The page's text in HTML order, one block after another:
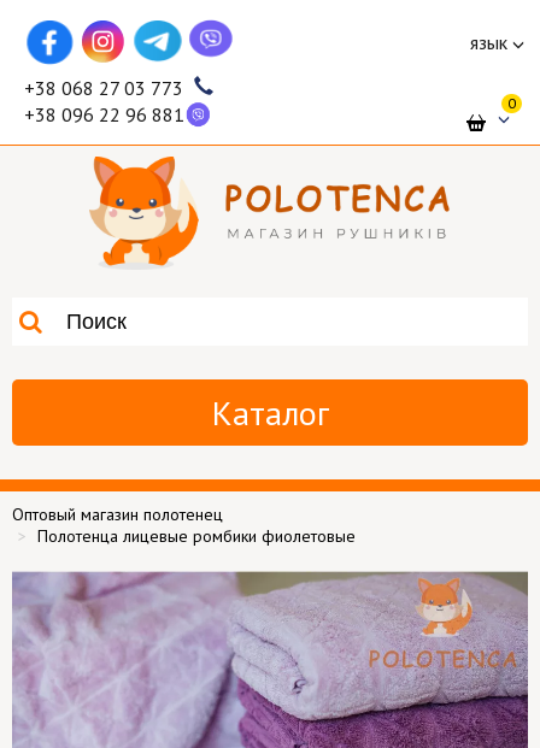
язык
+38 068 27 03 773
+38 096 22 96 881
0
Каталог
Оптовый магазин полотенец
Полотенца лицевые ромбики фиолетовые